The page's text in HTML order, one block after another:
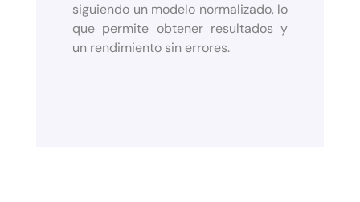
siguiendo un modelo normalizado, lo
que permite obtener resultados y
un rendimiento sin errores.